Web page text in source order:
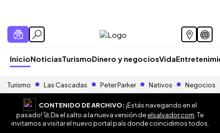
InicioNoticiasTurismoDinero y negociosVida
Turismo Las Cascadas Peter Parker Nativos Negocios
CONTENIDO DE ARCHIVO:¡Estás navegando en el
pasado! 🚀 Da el salto a la nueva versión deelsalvador.com . Te
invitamos a visitar el nuevo portal país donde coincidimos todos.